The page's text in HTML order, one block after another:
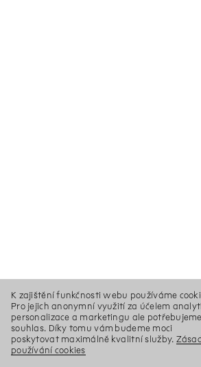
K zajištění funkčnosti webu používáme
Pro jejich anonymní využití za účelem
personalizace a marketingu ale
souhlas. Díky tomu vám budeme moci
poskytovat maximálně kvalitní služby.
používání cookies